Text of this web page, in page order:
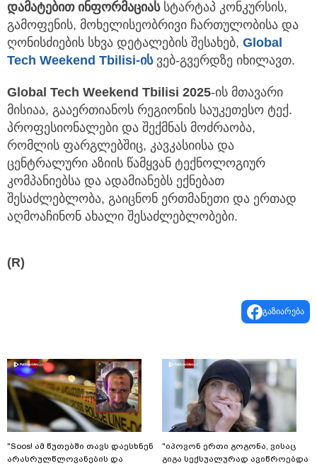
დამატებით ინფორმაციას სტარტაპ კონკურსის,
გამოფენის, მოხელისეობრივი ჩართულობისა და
ღონისძიების სხვა დეტალების შესახებ, Global
Tech Weekend Tbilisi-ისვებ-გვერდზე იხილავთ.
Global Tech Weekend Tbilisi 2025-ის მთავარი
მისიაა, გააერთიანოს რეგიონის საუკეთესო ტექ.
პროფესიონალები და შექმნას მოძრაობა,
რომლის ფარგლებშიც, კავკასიისა და
ცენტრალური აზიის წამყვან ტექნოლოგიურ
კომპანიებსა და ადამიანებს ექნებათ
შესაძლებლობა, გაიცნონ ერთმანეთი და ერთად
აღმოაჩინონ ახალი შესაძლებლობები.
(R)
გაზიარება
"Soos! ამ წუთებში თავს დაესხნენ
არასრულწლოვანების და
"იპოვონ ერთი გოგონა, ვისაც
გიგა სექსუალურად ავიწროებდა